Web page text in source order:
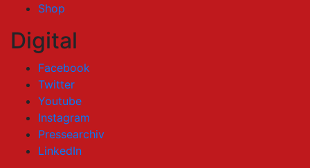
Shop
Digital
Facebook
Twitter
Youtube
Instagram
Pressearchiv
LinkedIn